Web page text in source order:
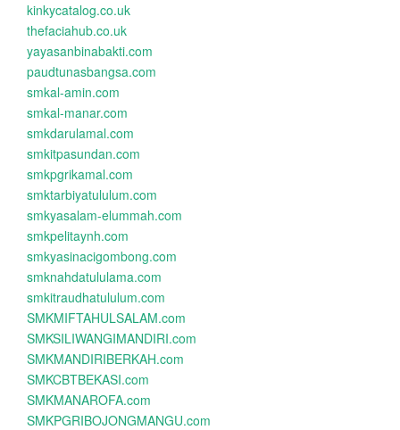
kinkycatalog.co.uk
thefaciahub.co.uk
yayasanbinabakti.com
paudtunasbangsa.com
smkal-amin.com
smkal-manar.com
smkdarulamal.com
smkitpasundan.com
smkpgrikamal.com
smktarbiyatululum.com
smkyasalam-elummah.com
smkpelitaynh.com
smkyasinacigombong.com
smknahdatululama.com
smkitraudhatululum.com
SMKMIFTAHULSALAM.com
SMKSILIWANGIMANDIRI.com
SMKMANDIRIBERKAH.com
SMKCBTBEKASI.com
SMKMANAROFA.com
SMKPGRIBOJONGMANGU.com